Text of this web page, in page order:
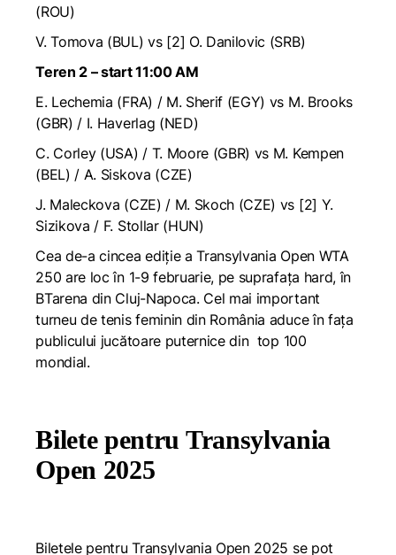
(ROU)
V. Tomova (BUL) vs [2] O. Danilovic (SRB)
Teren 2 – start 11:00 AM
E. Lechemia (FRA) / M. Sherif (EGY) vs M. Brooks
(GBR) / I. Haverlag (NED)
C. Corley (USA) / T. Moore (GBR) vs M. Kempen
(BEL) / A. Siskova (CZE)
J. Maleckova (CZE) / M. Skoch (CZE) vs [2] Y.
Sizikova / F. Stollar (HUN)
Cea de-a cincea ediție a Transylvania Open WTA
250 are loc în 1-9 februarie, pe suprafața hard, în
BTarena din Cluj-Napoca. Cel mai important
turneu de tenis feminin din România aduce în fața
publicului jucătoare puternice din top 100
mondial.
Bilete pentru Transylvania
Open 2025
Biletele pentru Transylvania Open 2025 se pot